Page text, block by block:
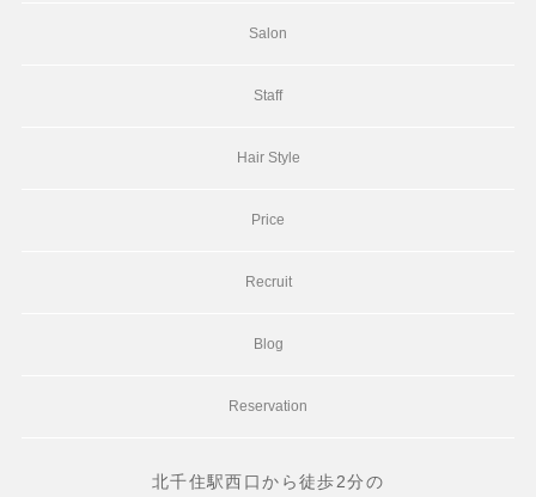
Salon
Staff
Hair Style
Price
Recruit
Blog
Reservation
北千住駅西口から徒歩2分の